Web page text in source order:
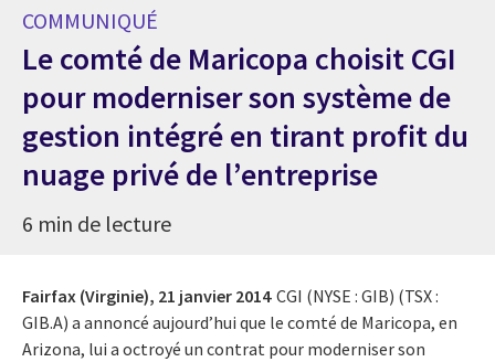
COMMUNIQUÉ
Le comté de Maricopa choisit CGI
pour moderniser son système de
gestion intégré en tirant profit du
nuage privé de l’entreprise
6 min de lecture
Fairfax (Virginie), 21 janvier 2014 CGI (NYSE : GIB) (TSX :
GIB.A) a annoncé aujourd’hui que le comté de Maricopa, en
Arizona, lui a octroyé un contrat pour moderniser son